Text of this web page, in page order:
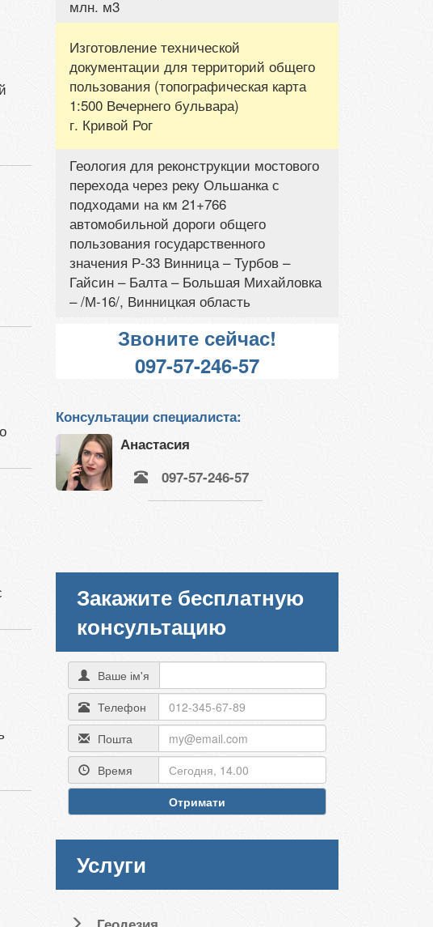
млн. м3
Изготовление технической
документации для территорий общего
пользования (топографическая карта
1:500 Вечернего бульвара)
г. Кривой Рог
Геология для реконструкции мостового
перехода через реку Ольшанка с
подходами на км 21+766
автомобильной дороги общего
пользования государственного
значения Р-33 Винница – Турбов –
Гайсин – Балта – Большая Михайловка
– /М-16/, Винницкая область
Звоните сейчас!
097-57-246-57
Консультации специалиста:
Анастасия
097-57-246-57
Закажите бесплатную
консультацию
Ваше ім'я
Телефон
Пошта
Время
Отримати
Услуги